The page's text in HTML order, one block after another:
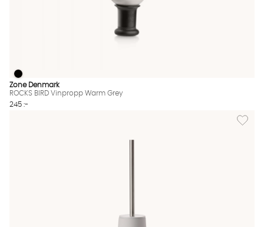
ROCKS BIRD Vinpropp Warm Grey Finns även i dessa färger:
ROCKS BIRD Vinpropp Warm Grey
Zone Denmark
ROCKS BIRD Vinpropp Warm Grey
245 :-
Lägg